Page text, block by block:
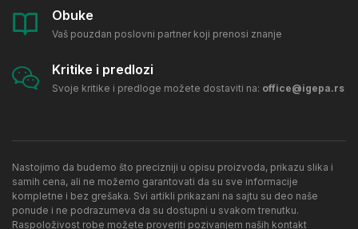
Obuke
Vaš pouzdan poslovni partner koji prenosi znanje
Kritike i predlozi
Svoje kritike i predloge možete dostaviti na: office@igepa.rs
Nastojimo da budemo što precizniji u opisu proizvoda, prikazu slika i
samih cena, ali ne možemo garantovati da su sve informacije
kompletne i bez grešaka. Svi artikli prikazani na sajtu su deo naše
ponude i ne podrazumeva da su dostupni u svakom trenutku.
Raspoloživost robe možete proveriti pozivanjem naših kontakt